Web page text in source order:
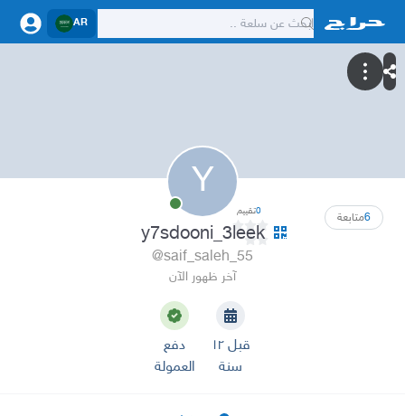
AR
Y
6متابعة 0تقييم
y7sdooni_3leek
@saif_saleh_55
آخر ظهور الآن
قبل ١٢
سنة
دفع
العمولة